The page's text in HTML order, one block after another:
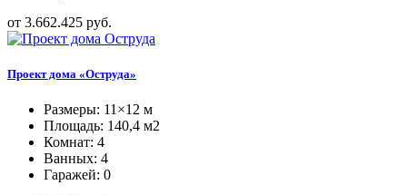
от 3.662.425 руб.
Проект дома «Оструда»
Размеры: 11×12 м
Площадь: 140,4 м2
Комнат: 4
Ванных: 4
Гаражей: 0